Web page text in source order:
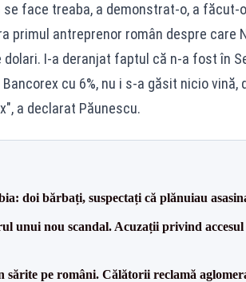
face treaba, a demonstrat-o, a făcut-
primul antreprenor român despre care
I-a deranjat faptul că n-a fost în
cu 6%, nu i s-a găsit nicio vină,
a declarat Păunescu.
doi bărbați, suspectați că plănuiau
unui nou scandal. Acuzații privind
sărite pe români. Călătorii reclamă